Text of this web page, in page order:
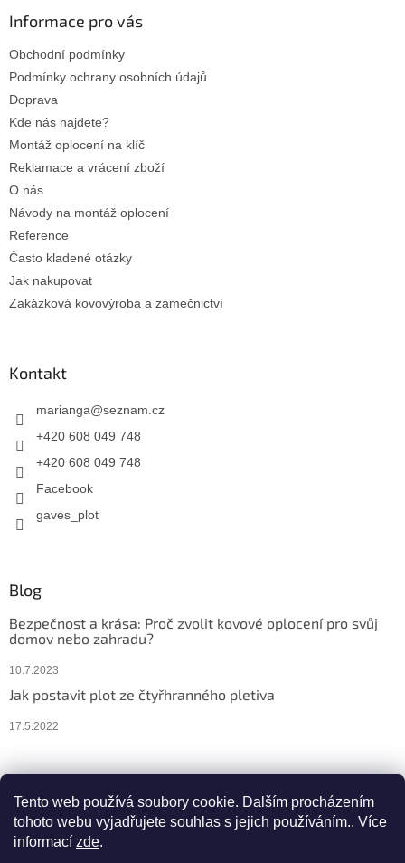
Tento web používá soubory cookie. Dalším procházením
tohoto webu vyjadřujete souhlas s jejich používáním.. Více
informací zde.
Informace pro vás
Obchodní podmínky
Podmínky ochrany osobních údajů
Doprava
Kde nás najdete?
Montáž oplocení na klíč
Reklamace a vrácení zboží
O nás
Návody na montáž oplocení
Reference
Často kladené otázky
Jak nakupovat
Zakázková kovovýroba a zámečnictví
Kontakt
marianga@seznam.cz
+420 608 049 748
+420 608 049 748
Facebook
gaves_plot
Blog
Bezpečnost a krása: Proč zvolit kovové oplocení pro svůj
domov nebo zahradu?
10.7.2023
Jak postavit plot ze čtyřhranného pletiva
17.5.2022